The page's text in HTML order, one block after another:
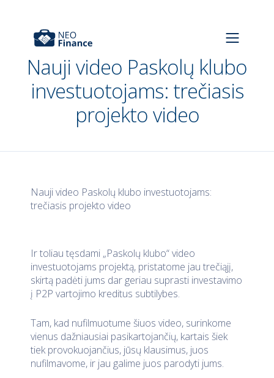
Nauji video Paskolų klubo
investuotojams: trečiasis
projekto video
Nauji video Paskolų klubo investuotojams:
trečiasis projekto video
Ir toliau tęsdami „Paskolų klubo“ video
investuotojams projektą, pristatome jau trečiąjį,
skirtą padėti jums dar geriau suprasti investavimo
į P2P vartojimo kreditus subtilybes.
Tam, kad nufilmuotume šiuos video, surinkome
vienus dažniausiai pasikartojančių, kartais šiek
tiek provokuojančius, jūsų klausimus, juos
nufilmavome, ir jau galime juos parodyti jums.